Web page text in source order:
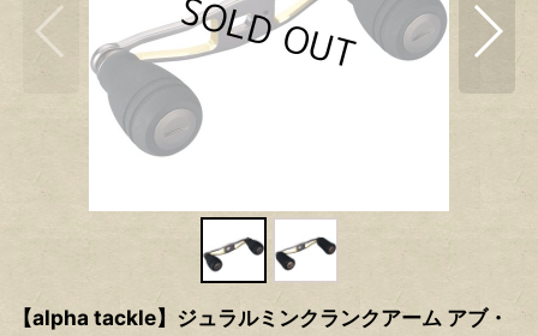
【alpha tackle】ジュラルミンクランクアーム アブ・